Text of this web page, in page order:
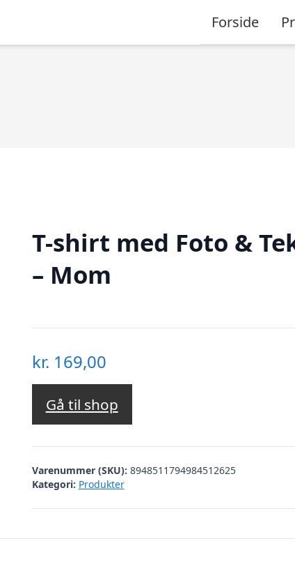
Forside
T-shirt med Foto &
– Mom
kr. 169,00
Gå til shop
Varenummer (SKU): 8948511794984512625
Kategori: Produkter